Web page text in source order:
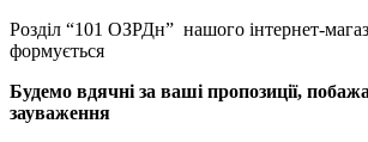
Розділ “101 ОЗРДн” нашого інтернет-
формується
Будемо вдячні за ваші пропозиції,
зауваження